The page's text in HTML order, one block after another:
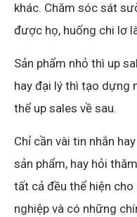
khác. Chăm sóc sát
được họ, huống chi lơ
Sản phẩm nhỏ thì up
hay đại lý thì tạo dựng
thể up sales về sau.
Chỉ cần vài tin nhắn
sản phẩm, hay hỏi
tất cả đều thể hiện cho
nghiệp và có những